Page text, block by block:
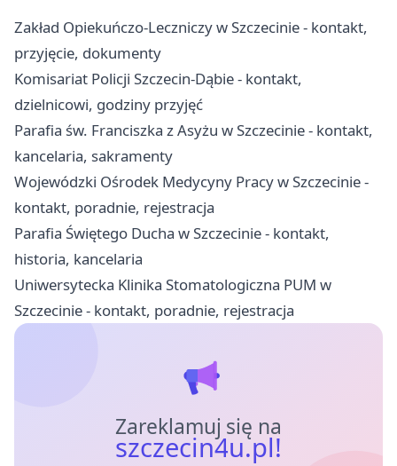
Zakład Opiekuńczo-Leczniczy w Szczecinie - kontakt,
przyjęcie, dokumenty
Komisariat Policji Szczecin-Dąbie - kontakt,
dzielnicowi, godziny przyjęć
Parafia św. Franciszka z Asyżu w Szczecinie - kontakt,
kancelaria, sakramenty
Wojewódzki Ośrodek Medycyny Pracy w Szczecinie -
kontakt, poradnie, rejestracja
Parafia Świętego Ducha w Szczecinie - kontakt,
historia, kancelaria
Uniwersytecka Klinika Stomatologiczna PUM w
Szczecinie - kontakt, poradnie, rejestracja
Zareklamuj się na
szczecin4u.pl!